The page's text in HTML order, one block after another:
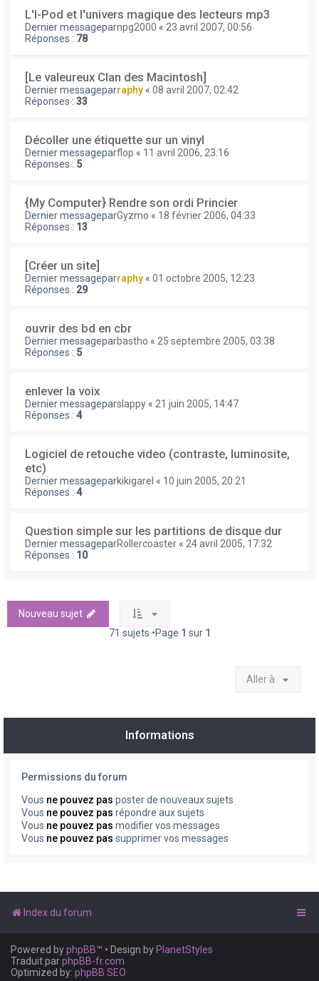
L'I-Pod et l'univers magique des lecteurs mp3
Dernier messageparnpg2000 « 23 avril 2007, 00:56
Réponses : 78
[Le valeureux Clan des Macintosh]
Dernier messageparraphy « 08 avril 2007, 02:42
Réponses : 33
Décoller une étiquette sur un vinyl
Dernier messageparflop « 11 avril 2006, 23:16
Réponses : 5
{My Computer} Rendre son ordi Princier
Dernier messageparGyzmo « 18 février 2006, 04:33
Réponses : 13
[Créer un site]
Dernier messageparraphy « 01 octobre 2005, 12:23
Réponses : 29
ouvrir des bd en cbr
Dernier messageparbastho « 25 septembre 2005, 03:38
Réponses : 5
enlever la voix
Dernier messageparslappy « 21 juin 2005, 14:47
Réponses : 4
Logiciel de retouche video (contraste, luminosite,
etc)
Dernier messageparkikigarel « 10 juin 2005, 20:21
Réponses : 4
Question simple sur les partitions de disque dur
Dernier messageparRollercoaster « 24 avril 2005, 17:32
Réponses : 10
Nouveau sujet
71 sujets •Page 1 sur 1
Aller à
Informations
Permissions du forum
Vous ne pouvez pas poster de nouveaux sujets
Vous ne pouvez pas répondre aux sujets
Vous ne pouvez pas modifier vos messages
Vous ne pouvez pas supprimer vos messages
Index du forum
Powered byphpBB™ • Design by PlanetStyles
Traduit parphpBB-fr.com
Optimized by: phpBB SEO